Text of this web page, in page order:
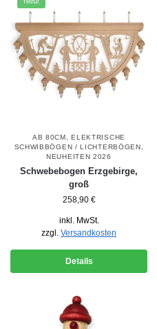
AB 80CM ,ELEKTRISCHE
SCHWIBBÖGEN / LICHTERBÖGEN
NEUHEITEN 2026
Schwebebogen Erzgebirge,
groß
258,90 €
inkl. MwSt.
zzgl. Versandkosten
Details